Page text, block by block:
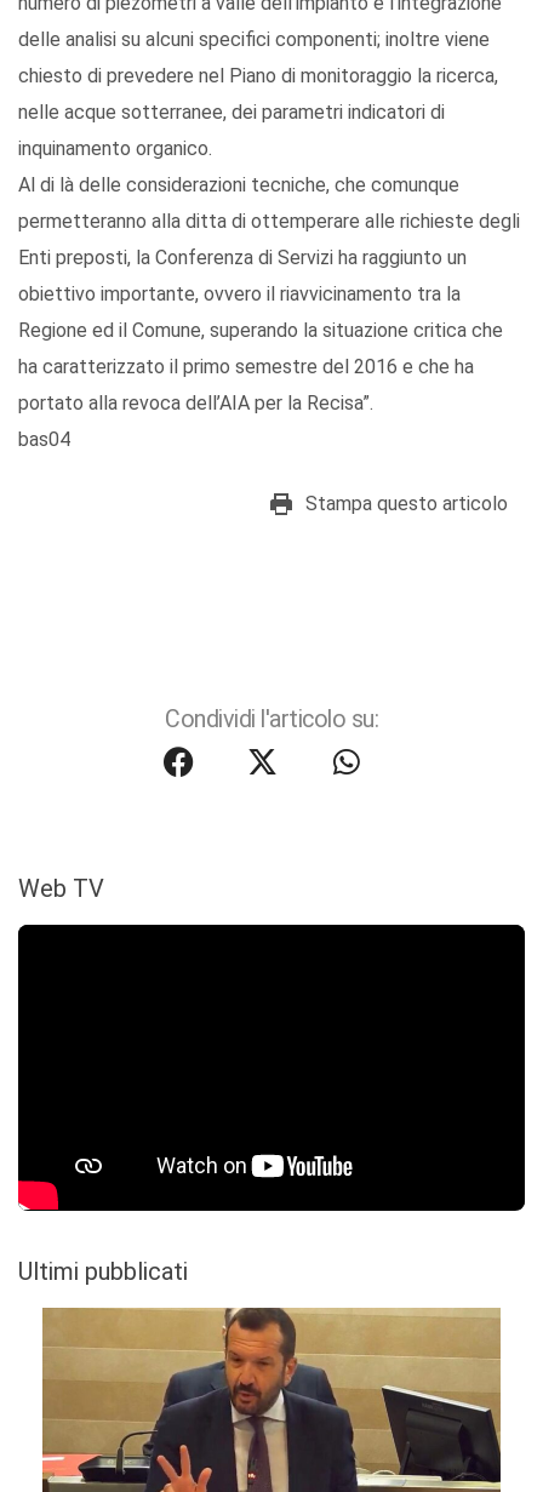
delle analisi su alcuni specifici componenti; inoltre viene
chiesto di prevedere nel Piano di monitoraggio la ricerca,
nelle acque sotterranee, dei parametri indicatori di
inquinamento organico.
Al di là delle considerazioni tecniche, che comunque
permetteranno alla ditta di ottemperare alle richieste degli
Enti preposti, la Conferenza di Servizi ha raggiunto un
obiettivo importante, ovvero il riavvicinamento tra la
Regione ed il Comune, superando la situazione critica che
ha caratterizzato il primo semestre del 2016 e che ha
portato alla revoca dell’AIA per la Recisa”.
bas04
Stampa questo articolo
Condividi l'articolo su:
Web TV
Ultimi pubblicati